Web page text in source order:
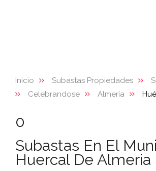
Inicio Subastas Propiedades
Celebrandose
Almería
0
Subastas En El
Huercal De Almeria